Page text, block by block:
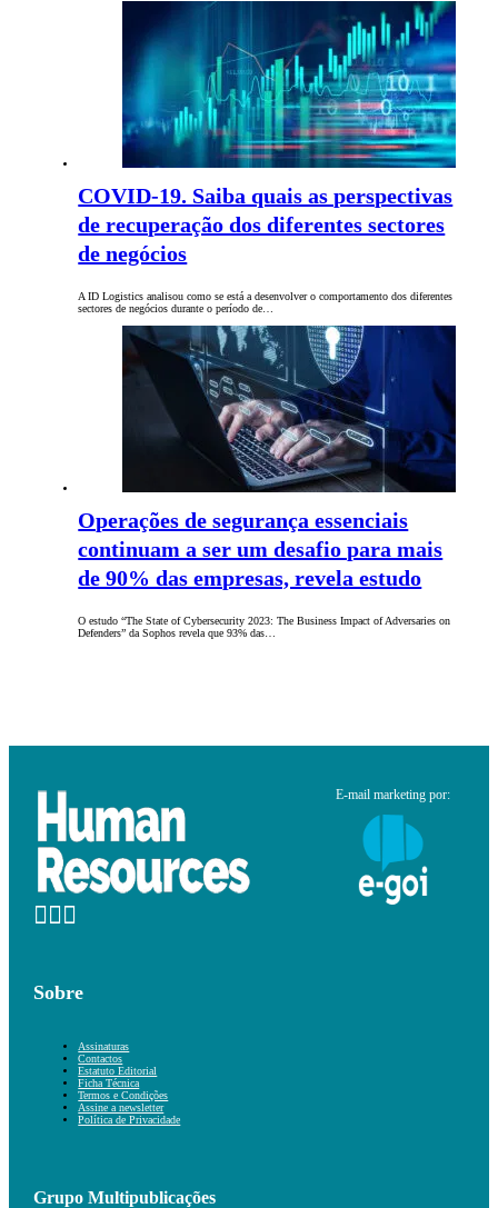
COVID-19. Saiba quais as perspectivas
de recuperação dos diferentes sectores
de negócios
A ID Logistics analisou como se está a desenvolver o comportamento dos diferentes
sectores de negócios durante o período de…
Operações de segurança essenciais
continuam a ser um desafio para mais
de 90% das empresas, revela estudo
O estudo “The State of Cybersecurity 2023: The Business Impact of Adversaries on
Defenders” da Sophos revela que 93% das…
E-mail marketing por:
Sobre
Assinaturas
Contactos
Estatuto Editorial
Ficha Técnica
Termos e Condições
Assine a newsletter
Política de Privacidade
Grupo Multipublicações